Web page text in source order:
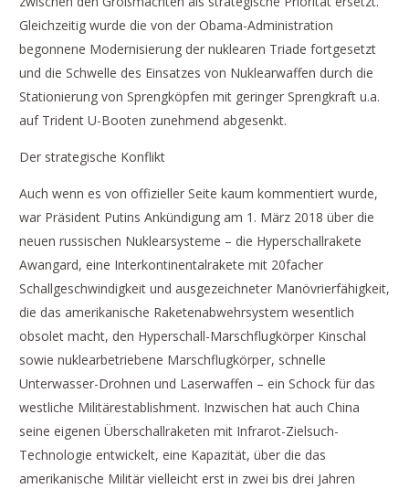
Gleichzeitig wurde die von der Obama-Administration
begonnene Modernisierung der nuklearen Triade fortgesetzt
und die Schwelle des Einsatzes von Nuklearwaffen durch die
Stationierung von Sprengköpfen mit geringer Sprengkraft u.a.
auf Trident U-Booten zunehmend abgesenkt.
Der strategische Konflikt
Auch wenn es von offizieller Seite kaum kommentiert wurde,
war Präsident Putins Ankündigung am 1. März 2018 über die
neuen russischen Nuklearsysteme – die Hyperschallrakete
Awangard, eine Interkontinentalrakete mit 20facher
Schallgeschwindigkeit und ausgezeichneter Manövrierfähigkeit,
die das amerikanische Raketenabwehrsystem wesentlich
obsolet macht, den Hyperschall-Marschflugkörper Kinschal
sowie nuklearbetriebene Marschflugkörper, schnelle
Unterwasser-Drohnen und Laserwaffen – ein Schock für das
westliche Militärestablishment. Inzwischen hat auch China
seine eigenen Überschallraketen mit Infrarot-Zielsuch-
Technologie entwickelt, eine Kapazität, über die das
amerikanische Militär vielleicht erst in zwei bis drei Jahren